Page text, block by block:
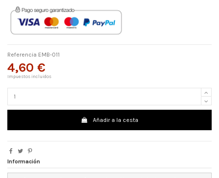
Referencia EMB-011
4,60 €
Impuestos incluidos
Añadir a la cesta
Información